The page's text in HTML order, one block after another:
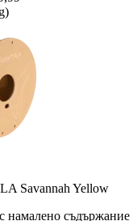
Savannah Yellow
намалено съдържание